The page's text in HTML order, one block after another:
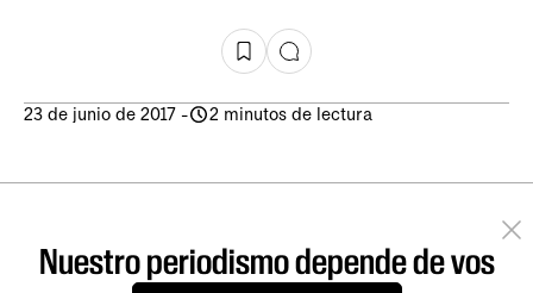
23 de junio de 2017 - 2 minutos de lectura
Nuestro periodismo depende de vos